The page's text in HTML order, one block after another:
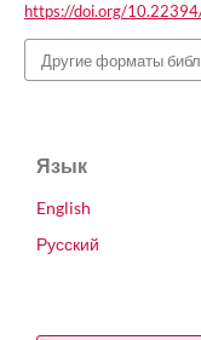
https://doi.org/
Другие форматы
Язык
English
Русский